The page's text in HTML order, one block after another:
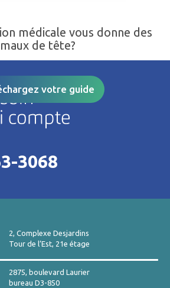
médicale vous donne des
maux de tête?
votre guide
3068
2, Complexe Desjardins
Tour de l’Est, 21e étage
2875, boulevard Laurier
bureau D3-850